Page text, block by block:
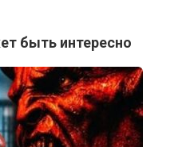
быть интересно